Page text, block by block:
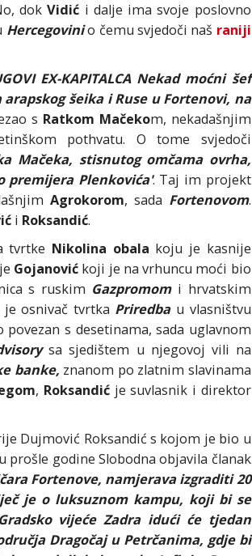
dokVidić i dalje ima svoje poslovno
Hercegovinio čemu svjedoči naš raniji
EX-KAPITALCA Nekad moćni šef
šeika i Ruse u Fortenovi, na
s Ratkom Mačekom, nekadašnjim
pothvatu. O tome svjedoči
Mačeka, stisnutog omčama ovrha,
premijera Plenkovića'. Taj im projekt
Agrokorom, sada Fortenovom.
i Roksandić.
tvrtke Nikolina obala koju je kasnije
Gojanović koji je na vrhuncu moći bio
s ruskim Gazpromomi hrvatskim
osnivač tvrtka Priredba u vlasništvu
povezan s desetinama, sada uglavnom
sa sjedištem u njegovoj vili na
banke, znanom po zlatnim slavinama
, Roksandić je suvlasnik i direktor
Dujmović Roksandić s kojom je bio u
godine Slobodna objavila članak
Fortenove, namjerava izgraditi 20
je o luksuznom kampu, koji bi se
vijeće Zadra idući će tjedan
Dragočaj u Petrčanima, gdje bi